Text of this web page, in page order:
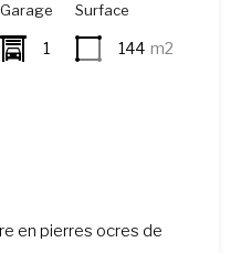
Garage
1
Surface
144 m2
en pierres ocres de